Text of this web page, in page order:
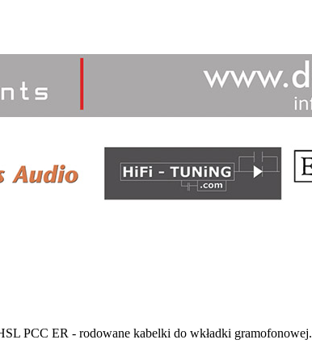
PCC ER - rodowane kabelki do wkładki gramofonowej.